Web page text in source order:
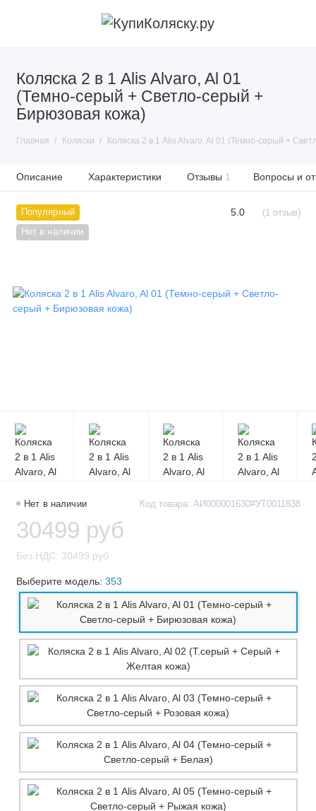
Коляска 2 в 1 Alis Alvaro, Al 01
(Темно-серый + Светло-серый +
Бирюзовая кожа)
Главная Коляски Коляска 2 в 1 Alis Alvaro, Al 01 (Темно-серый +
Описание Характеристики Отзывы 1 Вопросы и
Популярный
Нет в наличии
5.0 (1 отзыв)
Нет в наличии Код товара: АИ000001630#УТ0011838
30499 руб
Без НДС: 30499 руб
Выберите модель: 353